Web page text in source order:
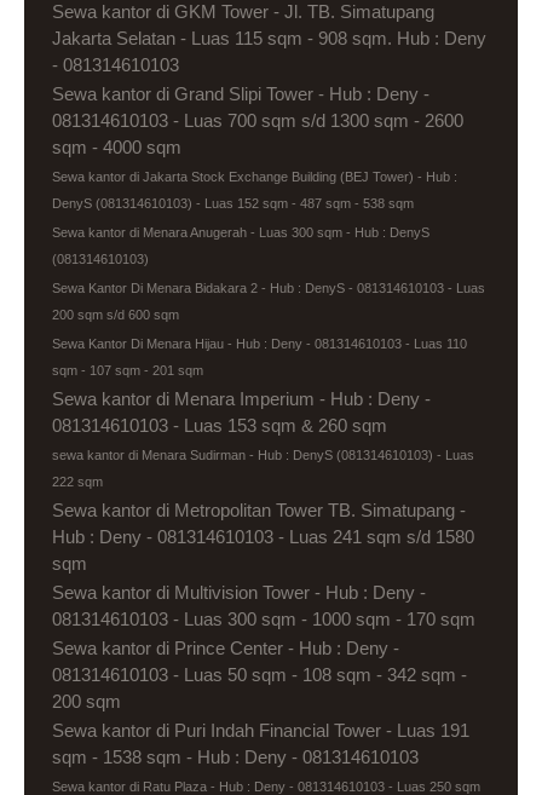
Sewa kantor di GKM Tower - Jl. TB. Simatupang
Jakarta Selatan - Luas 115 sqm - 908 sqm. Hub : Deny
- 081314610103
Sewa kantor di Grand Slipi Tower - Hub : Deny -
081314610103 - Luas 700 sqm s/d 1300 sqm - 2600
sqm - 4000 sqm
Sewa kantor di Jakarta Stock Exchange Building (BEJ Tower) - Hub :
DenyS (081314610103) - Luas 152 sqm - 487 sqm - 538 sqm
Sewa kantor di Menara Anugerah - Luas 300 sqm - Hub : DenyS
(081314610103)
Sewa Kantor Di Menara Bidakara 2 - Hub : DenyS - 081314610103 - Luas
200 sqm s/d 600 sqm
Sewa Kantor Di Menara Hijau - Hub : Deny - 081314610103 - Luas 110
sqm - 107 sqm - 201 sqm
Sewa kantor di Menara Imperium - Hub : Deny -
081314610103 - Luas 153 sqm & 260 sqm
sewa kantor di Menara Sudirman - Hub : DenyS (081314610103) - Luas
222 sqm
Sewa kantor di Metropolitan Tower TB. Simatupang -
Hub : Deny - 081314610103 - Luas 241 sqm s/d 1580
sqm
Sewa kantor di Multivision Tower - Hub : Deny -
081314610103 - Luas 300 sqm - 1000 sqm - 170 sqm
Sewa kantor di Prince Center - Hub : Deny -
081314610103 - Luas 50 sqm - 108 sqm - 342 sqm -
200 sqm
Sewa kantor di Puri Indah Financial Tower - Luas 191
sqm - 1538 sqm - Hub : Deny - 081314610103
Sewa kantor di Ratu Plaza - Hub : Deny - 081314610103 - Luas 250 sqm